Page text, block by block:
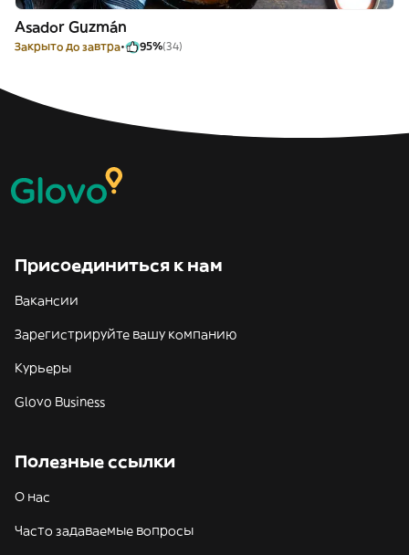
Asador Guzmán
Закрыто до завтра 95%(34)
Присоединиться к нам
Вакансии
Зарегистрируйте вашу компанию
Курьеры
Glovo Business
Полезные ссылки
О нас
Часто задаваемые вопросы